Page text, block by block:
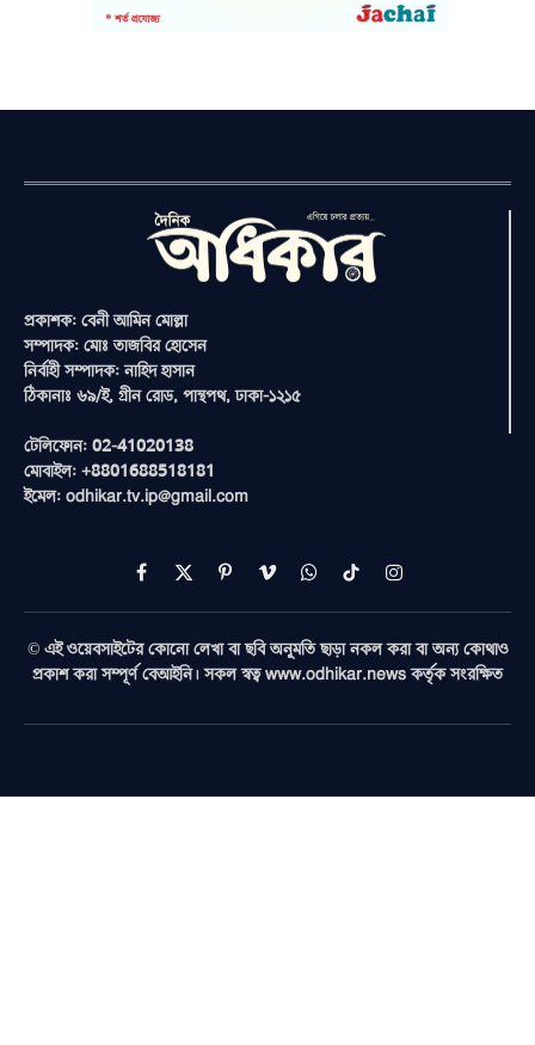
প্রকাশক: বেনী আমিন মোল্লা
সম্পাদক: মোঃ তাজবির হোসেন
নির্বাহী সম্পাদক: নাহিদ হাসান
ঠিকানাঃ ৬৯/ই, গ্রীন রোড, পান্থপথ, ঢাকা-১২১৫
টেলিফোন: 02-41020138
মোবাইল: +8801688518181
ইমেল: odhikar.tv.ip@gmail.com
Facebook
X
(Twitter)
PinterestVimeoWhatsAppTikTokInstagram
© এই ওয়েবসাইটের কোনো লেখা বা ছবি অনুমতি ছাড়া নকল করা বা অন্য কোথাও
প্রকাশ করা সম্পূর্ণ বেআইনি। সকল স্বত্ব www.odhikar.news কর্তৃক সংরক্ষিত